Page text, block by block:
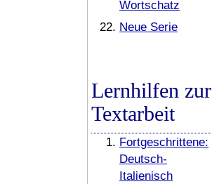
Wortschatz
Neue Serie
Lernhilfen zur
Textarbeit
Fortgeschrittene:
Deutsch-
Italienisch